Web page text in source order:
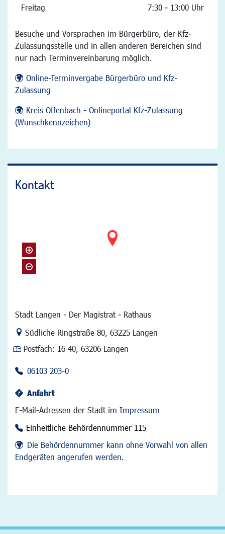
Freitag 7:30 - 13:00 Uhr
Besuche und Vorsprachen im Bürgerbüro, der Kfz-
Zulassungsstelle und in allen anderen Bereichen sind
nur nach Terminvereinbarung möglich.
Online-Terminvergabe Bürgerbüro und Kfz-
Zulassung
Kreis Offenbach - Onlineportal Kfz-Zulassung
(Wunschkennzeichen)
Kontakt
Stadt Langen - Der Magistrat - Rathaus
Link zur Google-Maps Navigation
Südliche Ringstraße 80, 63225 Langen
Postfach: 16 40, 63206 Langen
06103 203-0
Anfahrt
E-Mail-Adressen der Stadt im Impressum
Einheitliche Behördennummer 115
Die Behördennummer kann ohne Vorwahl von allen
Endgeräten angerufen werden.